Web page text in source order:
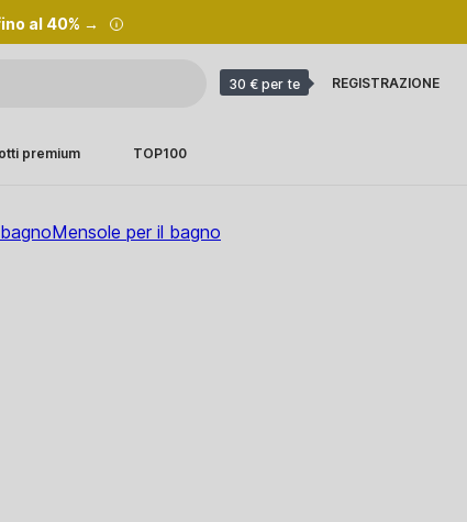
al 40% →
30 € per te REGISTRAZIONE
premium TOP100
Mensole per il bagno